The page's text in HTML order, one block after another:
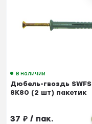
В наличии
Дюбель-гвоздь SWFS
8K80 (2 шт) пакетик
37₽ / пак.